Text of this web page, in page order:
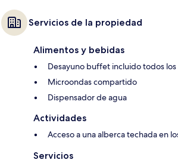
Servicios de la propiedad
Alimentos y bebidas
Desayuno buffet incluido todos
Microondas compartido
Dispensador de agua
Actividades
Acceso a una alberca techada en
Servicios